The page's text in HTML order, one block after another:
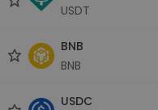
USDT
BNB
BNB
USDC